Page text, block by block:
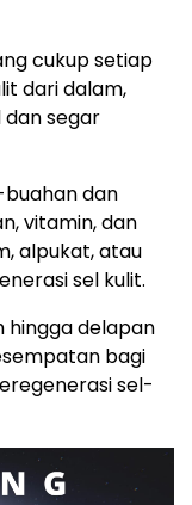
cukup setiap
dari dalam,
segar
dan
vitamin, dan
alpukat, atau
sel kulit.
hingga delapan
bagi
sel-